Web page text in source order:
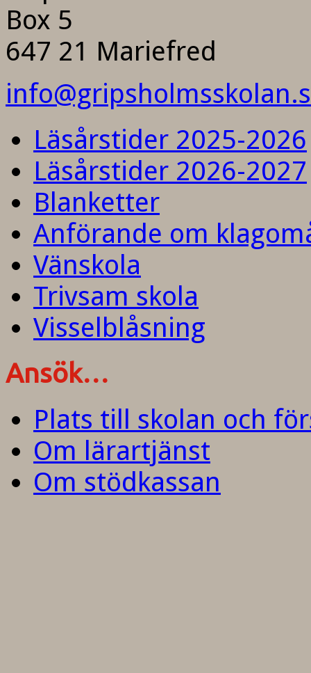
Box 5
647 21 Mariefred
Läsårstider 2025-2026
Läsårstider 2026-2027
Blanketter
Anförande om
Vänskola
Trivsam skola
Visselblåsning
Ansök…
Plats till skolan och
Om lärartjänst
Om stödkassan